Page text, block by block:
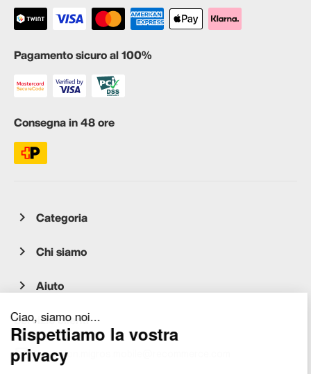
Pagamento sicuro al 100%
Consegna in 48 ore
Categoria
Chi siamo
Aiuto
Servizio clienti
occasion.migros.mobile@recommerce.com